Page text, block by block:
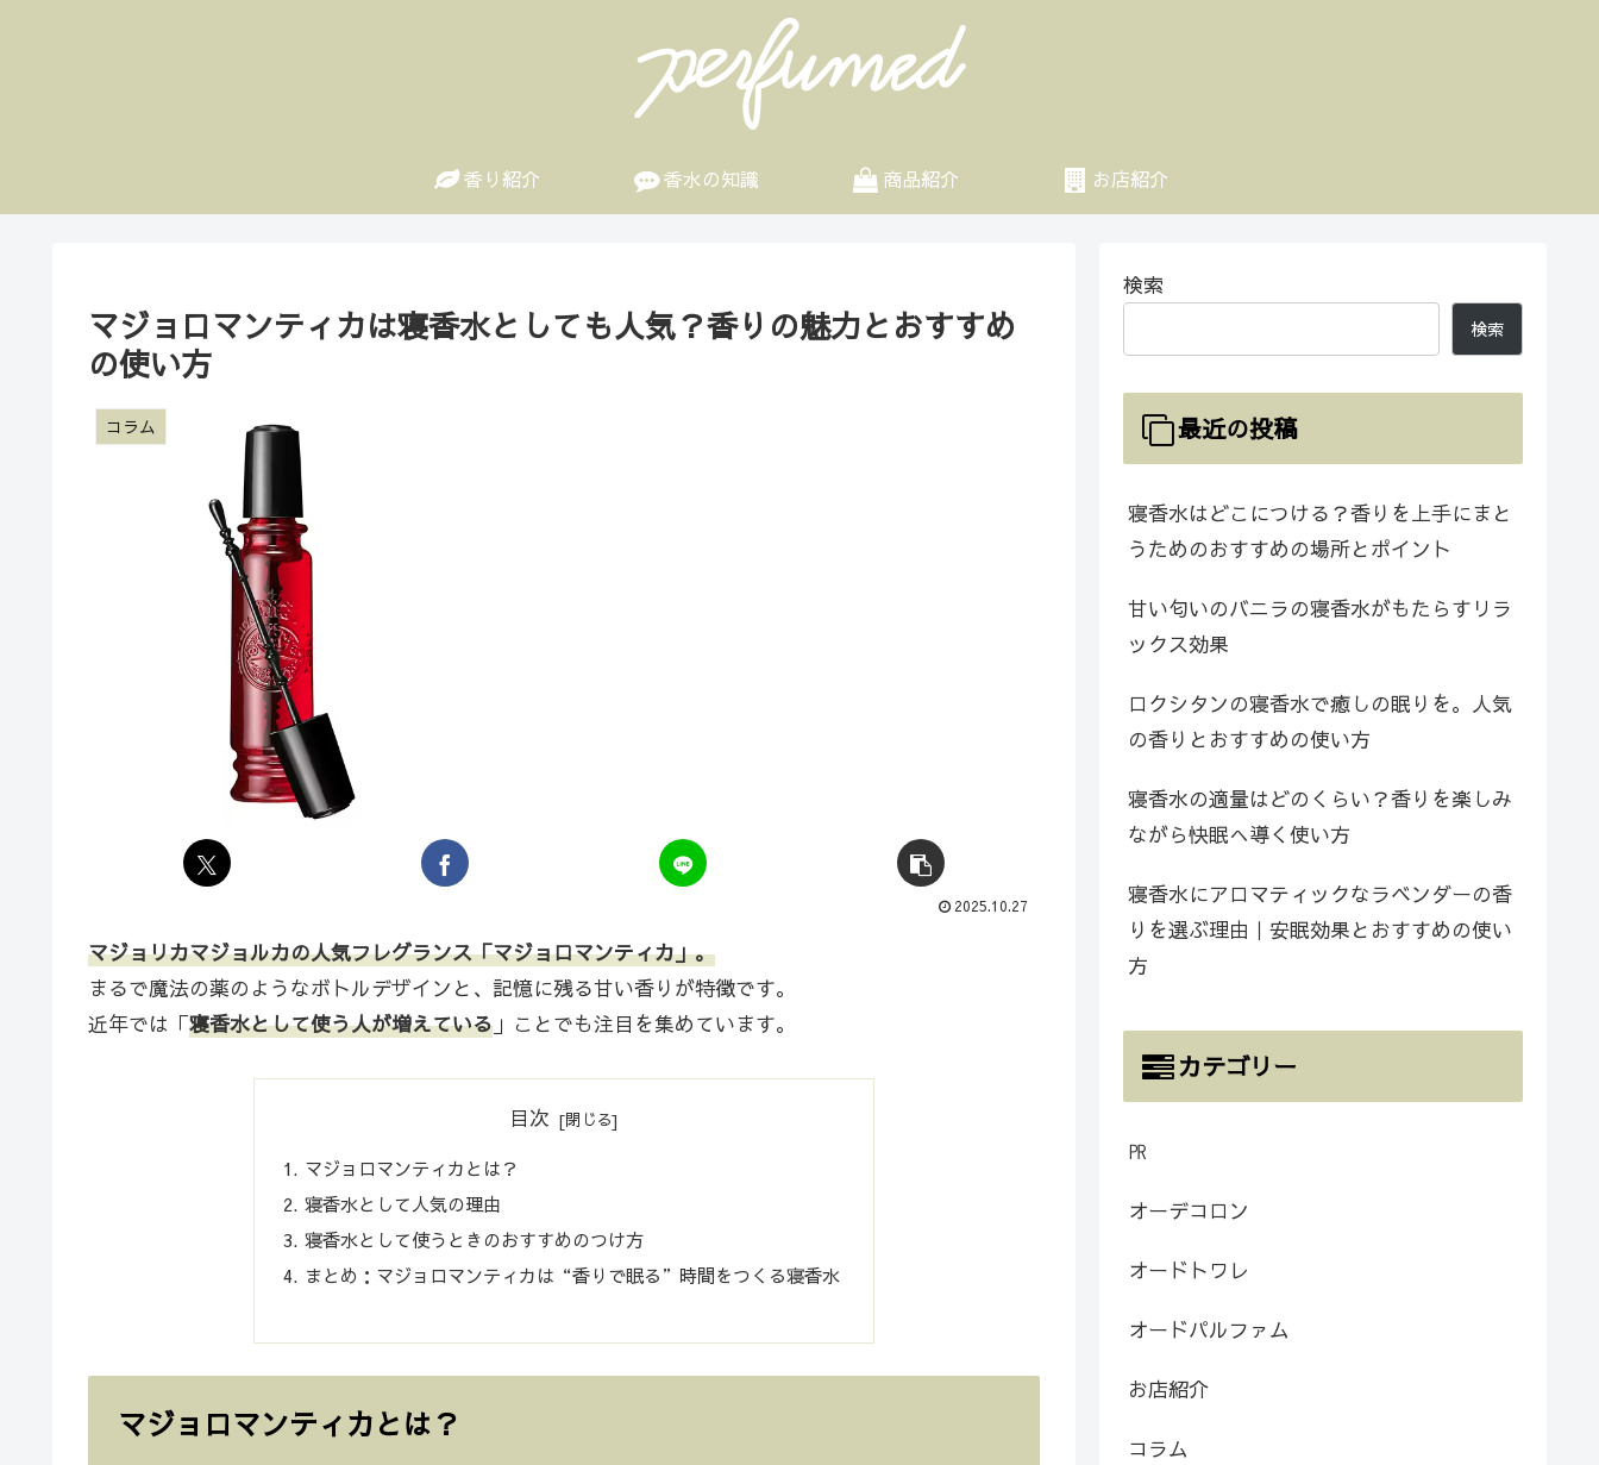
香り紹介 香水の知識 商品紹介 お店紹介
マジョロマンティカは寝香水としても人気？香りの魅力とおすすめ
の使い方
コラム
2025.10.27
マジョリカマジョルカの人気フレグランス「マジョロマンティカ」。
まるで魔法の薬のようなボトルデザインと、記憶に残る甘い香りが特徴です。
近年では「寝香水として使う人が増えている 」ことでも注目を集めています。
目次
マジョロマンティカとは？
寝香水として人気の理由
寝香水として使うときのおすすめのつけ方
まとめ：マジョロマンティカは“香りで眠る”時間をつくる寝香水
マジョロマンティカとは？
検索
検索
最近の投稿
寝香水はどこにつける？香りを上手にまと
うためのおすすめの場所とポイント
甘い匂いのバニラの寝香水がもたらすリラ
ックス効果
ロクシタンの寝香水で癒しの眠りを。人気
の香りとおすすめの使い方
寝香水の適量はどのくらい？香りを楽しみ
ながら快眠へ導く使い方
寝香水にアロマティックなラベンダーの香
りを選ぶ理由｜安眠効果とおすすめの使い
方
カテゴリー
㏚
オーデコロン
オードトワレ
オードパルファム
お店紹介
コラム